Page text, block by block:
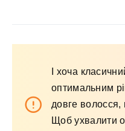
І хоча
оптимальним
довге волосся,
Щоб ухвалити